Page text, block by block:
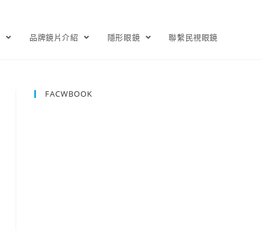
品牌鏡片介紹 隱形眼鏡 聯繫民視眼鏡
FACWBOOK